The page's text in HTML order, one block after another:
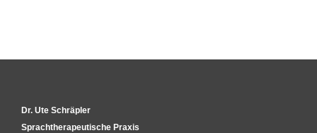
Dr. Ute Schräpler
Sprachtherapeutische Praxis